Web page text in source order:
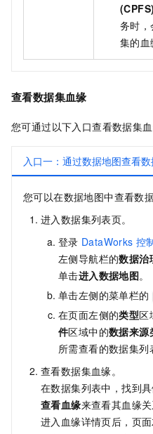
务时，
集的血
查看数据集血缘
您可通过以下入口查看数据集血
入口一：通过数据地图查看
您可以在数据地图中查看数
进入数据集列表页。
登录 DataWorks 控
左侧导航栏的数据治
单击进入数据地图。
单击左侧的菜单栏的
在页面左侧的类型区
件区域中的数据来源
所需查看的数据集列
查看数据集血缘。
在数据集列表中，找到
查看血缘来查看其血缘关
进入血缘详情页后，页